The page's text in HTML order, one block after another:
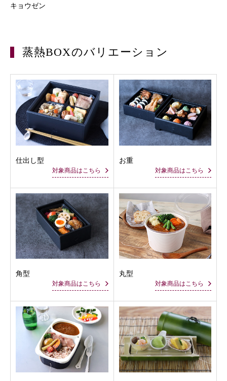
キョウゼン
蒸熱BOXのバリエーション
仕出し型
対象商品はこちら
お重
対象商品はこちら
角型
対象商品はこちら
丸型
対象商品はこちら